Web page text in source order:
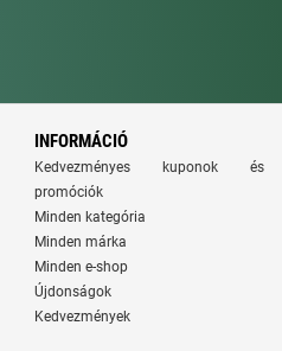
INFORMÁCIÓ
Kedvezményes kuponok és
promóciók
Minden kategória
Minden márka
Minden e-shop
Újdonságok
Kedvezmények